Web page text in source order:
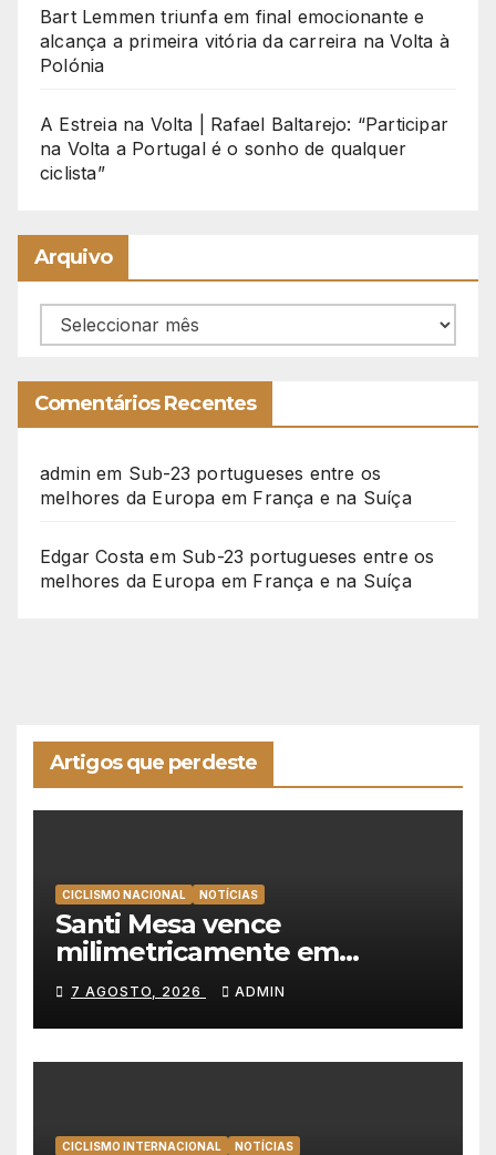
Bart Lemmen triunfa em final emocionante e
alcança a primeira vitória da carreira na Volta à
Polónia
A Estreia na Volta | Rafael Baltarejo: “Participar
na Volta a Portugal é o sonho de qualquer
ciclista”
Arquivo
Arquivo
Comentários Recentes
admin em Sub-23 portugueses entre os
melhores da Europa em França e na Suíça
Edgar Costa em Sub-23 portugueses entre os
melhores da Europa em França e na Suíça
Artigos que perdeste
CICLISMO NACIONAL NOTÍCIAS
Santi Mesa vence
milimetricamente em
Albufeira, Rui Oliveira
mantém a amarela da Volta a
Portugal
7 AGOSTO, 2026 ADMIN
CICLISMO INTERNACIONAL NOTÍCIAS